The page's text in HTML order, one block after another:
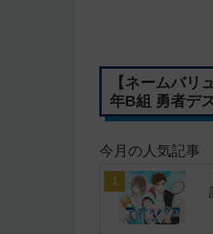
【ネームバリ
年B組 勇者デ
今月の人気記事